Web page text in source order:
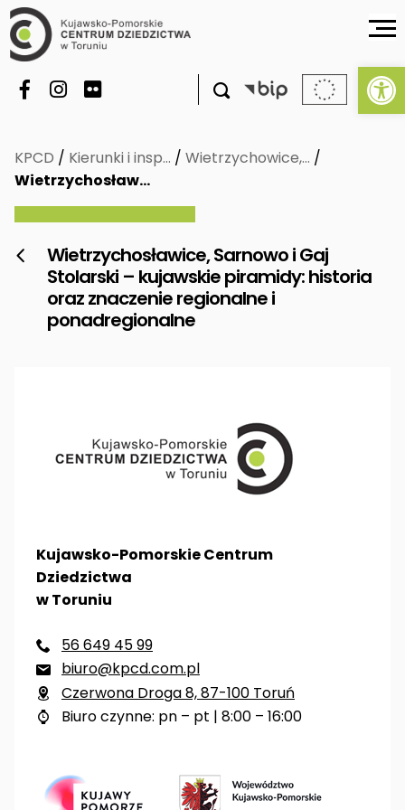

KPCD / Kierunki i insp… / Wietrzychowice,… /
Wietrzychosław…

Wietrzychosławice, Sarnowo i Gaj
Stolarski – kujawskie piramidy: historia
oraz znaczenie regionalne i
ponadregionalne
Kujawsko-Pomorskie Centrum
Dziedzictwa
w Toruniu
 56 649 45 99
 biuro@kpcd.com.pl
 Czerwona Droga 8, 87-100 Toruń
 Biuro czynne: pn – pt | 8:00 – 16:00